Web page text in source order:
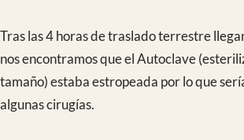
repuesto del autoclave pudiéndose reparar la Matachana el
martes y aparecieron las maletas el miércoles. El trabajo ha
sido algo menor que otros meses debido a las abundantes
lluvias que hemos sufrido y a que Septiembre es para los
cameruneses “la cuesta de enero”, el mes en el que deben